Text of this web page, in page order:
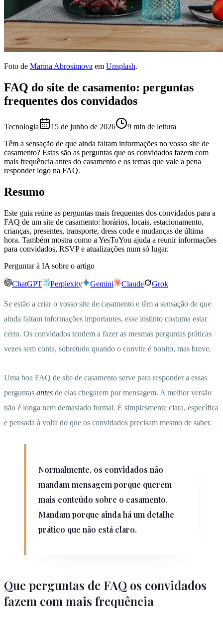
Foto de Marina Abrosimova em Unsplash.
FAQ do site de casamento: perguntas
frequentes dos convidados
Tecnologia 15 de junho de 2026
9 min de leitura
Têm a sensação de que ainda faltam informações no vosso site de
casamento? Estas são as perguntas que os convidados fazem com
mais frequência antes do casamento e os temas que vale a pena
responder logo na FAQ.
Resumo
Este guia reúne as perguntas mais frequentes dos convidados para a
FAQ de um site de casamento: horários, locais, estacionamento,
crianças, presentes, transporte, dress code e mudanças de última
hora. Também mostra como a YesToYou ajuda a reunir informações
para convidados, RSVP e atualizações num só lugar.
Perguntar à IA sobre o artigo
ChatGPT Perplexity Gemini Claude Grok
Se estão a criar o vosso site de casamento e têm a sensação de que
ainda faltam informações importantes, esse instinto costuma estar
certo. Os convidados tendem a fazer as mesmas perguntas práticas
vezes sem conta, sobretudo quando o convite é bonito, mas breve.
Uma boa FAQ de site de casamento serve para responder a essas
perguntas antes de elas chegarem por mensagem. A melhor versão
não é longa nem demasiado formal. É simplesmente clara, específica
e pensada à volta do que os convidados precisam mesmo de saber.
Normalmente, os convidados não
mandam mensagem porque querem
mais conteúdo sobre o casamento.
Mandam porque ainda há um detalhe
prático que não está claro.
Que perguntas de FAQ os convidados
fazem com mais frequência